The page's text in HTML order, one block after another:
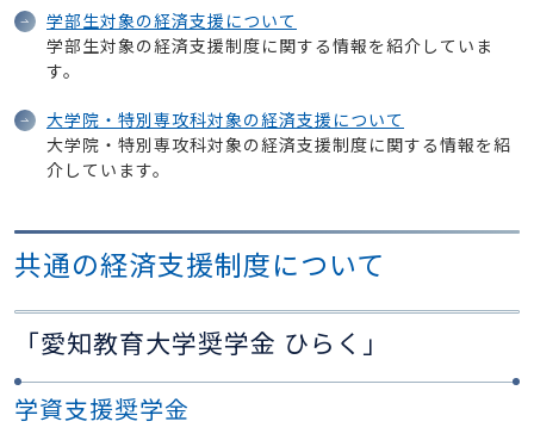
学部生対象の経済支援について
学部生対象の経済支援制度に関する情報を紹介していま
す。
大学院・特別専攻科対象の経済支援について
大学院・特別専攻科対象の経済支援制度に関する情報を紹
介しています。
共通の経済支援制度について
「愛知教育大学奨学金 ひらく」
学資支援奨学金